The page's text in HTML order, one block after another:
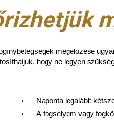
megelőzése
hogy ne legyen szükség
Naponta legalább
A fogselyem vagy